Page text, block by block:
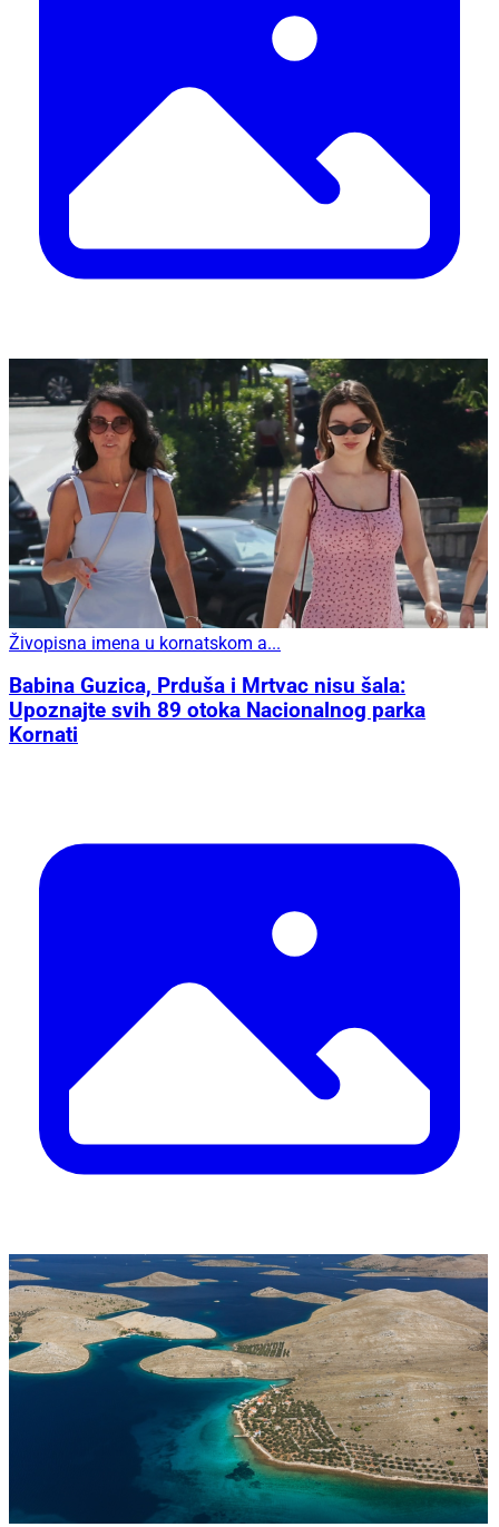
Živopisna imena u kornatskom a...
Babina Guzica, Prduša i Mrtvac nisu šala:
Upoznajte svih 89 otoka Nacionalnog parka
Kornati